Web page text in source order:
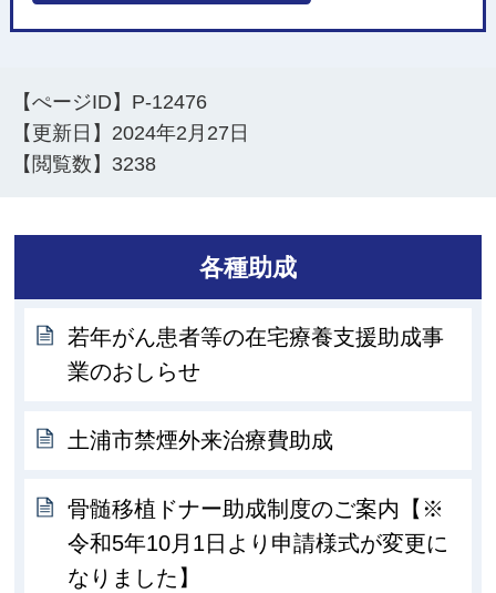
【ぺージID】 P-12476
【更新日】 2024年2月27日
【閲覧数】 3238
各種助成
若年がん患者等の在宅療養支援助成事
業のおしらせ
土浦市禁煙外来治療費助成
骨髄移植ドナー助成制度のご案内【※
令和5年10月1日より申請様式が変更に
なりました】